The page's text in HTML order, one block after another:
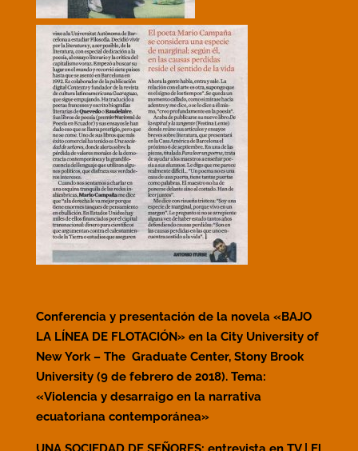
Conferencia y presentación de la novela «BAJO
LA LÍNEA DE FLOTACIÓN» en la City University of
New York – The Graduate Center, Stony Brook
University (9 de febrero de 2018). Tema:
«Violencia y desarraigo en la narrativa
ecuatoriana contemporánea»